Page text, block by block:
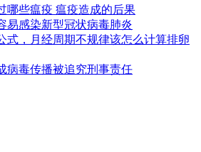
哪些瘟疫 瘟疫造成的后果
易感染新型冠状病毒肺炎
式，月经周期不规律该怎么计算排卵
病毒传播被追究刑事责任